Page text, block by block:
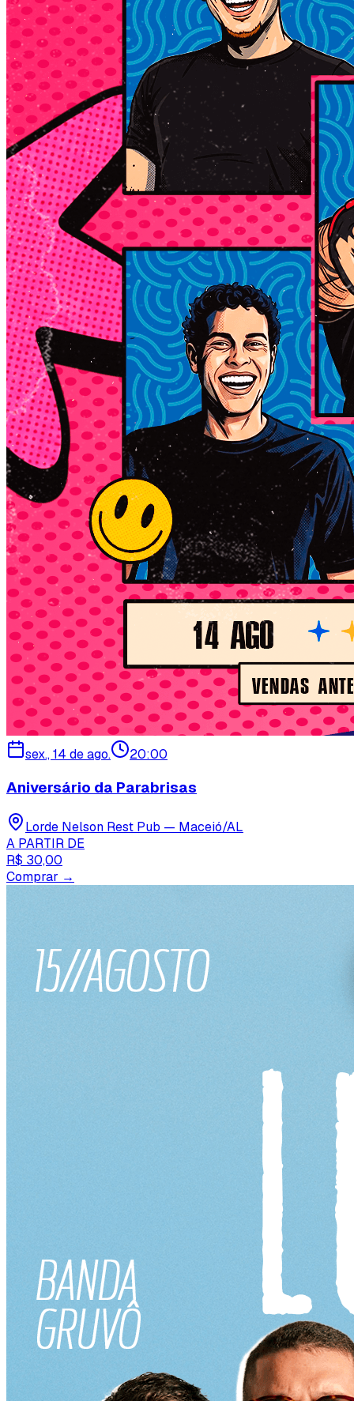
sex., 14 de ago. 20:00
Aniversário da Parabrisas
Lorde Nelson Rest Pub — Maceió/AL
A PARTIR DE
R$ 30,00
Comprar →